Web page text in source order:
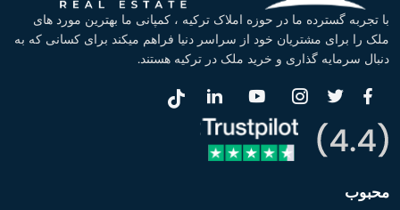
با تجربه گسترده ما در حوزه املاک ترکیه ، کمپانی ما بهترین مورد های
ملک را برای مشتریان خود از سراسر دنیا فراهم میکند برای کسانی که به
دنبال سرمایه گذاری و خرید ملک در ترکیه هستند.
محبوب